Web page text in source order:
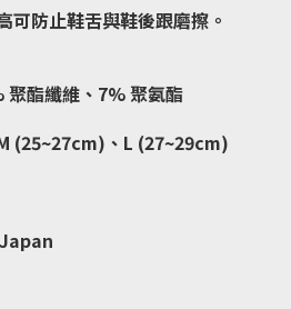
防止鞋舌與鞋後跟磨擦。
酯纖維、7% 聚氨酯
(25~27cm)、L (27~29cm)